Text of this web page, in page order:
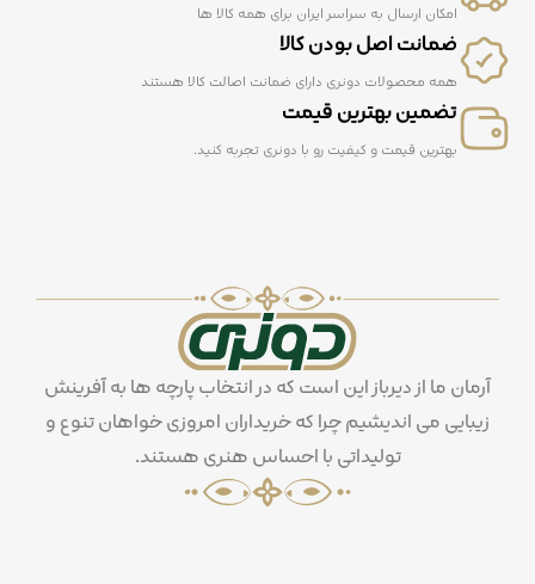
امکان ارسال به سراسر ایران برای همه کالا ها
ضمانت اصل بودن کالا
همه محصولات دونری دارای ضمانت اصالت کالا هستند
تضمین بهترین قیمت
بهترین قیمت و کیفیت رو با دونری تجربه کنید.
آرمان ما از دیرباز این است که در انتخاب پارچه ها به آفرینش
زیبایی می اندیشیم چرا که خریداران امروزی خواهان تنوع و
تولیداتی با احساس هنری هستند.